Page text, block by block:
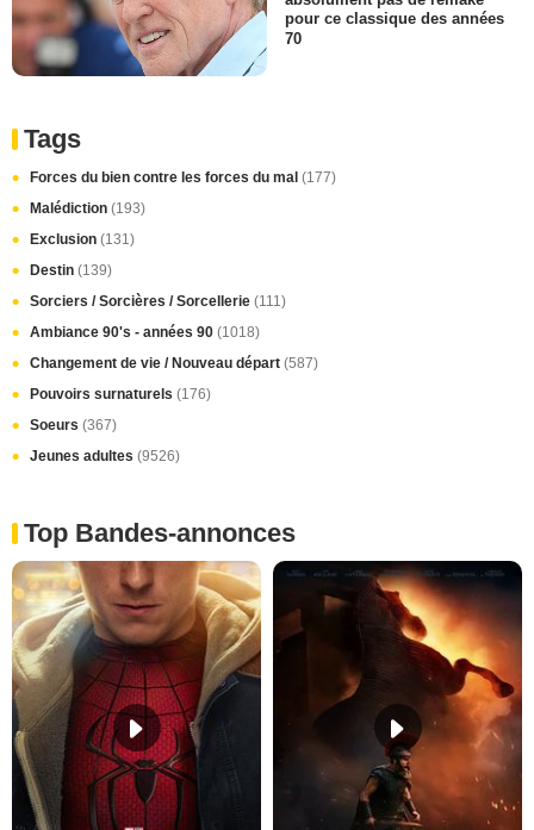
pour ce classique des années
70
Tags
Forces du bien contre les forces du mal (177)
Malédiction (193)
Exclusion (131)
Destin (139)
Sorciers / Sorcières / Sorcellerie (111)
Ambiance 90's - années 90 (1018)
Changement de vie / Nouveau départ (587)
Pouvoirs surnaturels (176)
Soeurs (367)
Jeunes adultes (9526)
Top Bandes-annonces